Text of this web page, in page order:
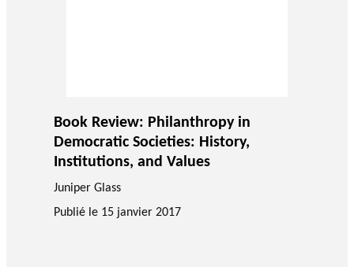
Book Review: Philanthropy in
Democratic Societies: History,
Institutions, and Values
Juniper Glass
Publié le 15 janvier 2017